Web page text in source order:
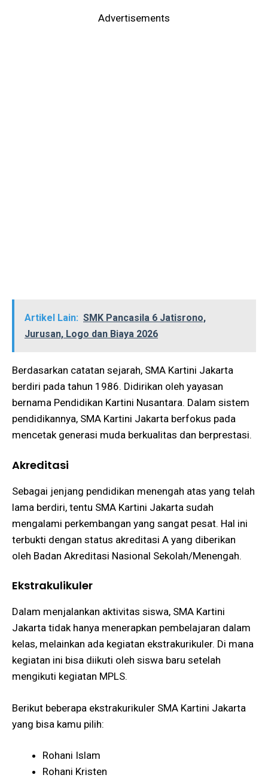
Advertisements
Artikel Lain: SMK Pancasila 6 Jatisrono,
Jurusan, Logo dan Biaya 2026
Berdasarkan catatan sejarah, SMA Kartini Jakarta
berdiri pada tahun 1986. Didirikan oleh yayasan
bernama Pendidikan Kartini Nusantara. Dalam sistem
pendidikannya, SMA Kartini Jakarta berfokus pada
mencetak generasi muda berkualitas dan berprestasi.
Akreditasi
Sebagai jenjang pendidikan menengah atas yang telah
lama berdiri, tentu SMA Kartini Jakarta sudah
mengalami perkembangan yang sangat pesat. Hal ini
terbukti dengan status akreditasi A yang diberikan
oleh Badan Akreditasi Nasional Sekolah/Menengah.
Ekstrakulikuler
Dalam menjalankan aktivitas siswa, SMA Kartini
Jakarta tidak hanya menerapkan pembelajaran dalam
kelas, melainkan ada kegiatan ekstrakurikuler. Di mana
kegiatan ini bisa diikuti oleh siswa baru setelah
mengikuti kegiatan MPLS.
Berikut beberapa ekstrakurikuler SMA Kartini Jakarta
yang bisa kamu pilih:
Rohani Islam
Rohani Kristen